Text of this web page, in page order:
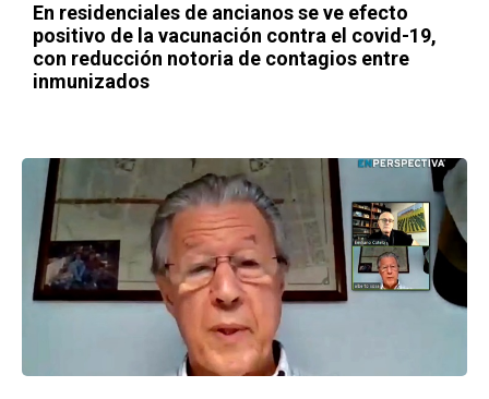
En residenciales de ancianos se ve efecto
positivo de la vacunación contra el covid-19,
con reducción notoria de contagios entre
inmunizados